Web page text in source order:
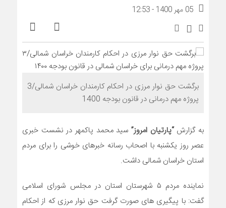
05 مهر 1400 - 12:53
برگشت حق نوار مرزی در احکام کارمندان خراسان شمالی/3
پروژه مهم درمانی در قانون بودجه 1400
به گزارش“پارتیان امروز” سید محمد پاکمهر در نشست خبری
عصر روز یکشنبه با اصحاب رسانه خبرهای خوشی را برای مردم
استان خراسان شمالی داشت.
نماینده مردم ۵ شهرستان استان در مجلس شورای اسلامی
گفت: با پیگیری های صورت گرفت حق نوار مرزی که از احکام